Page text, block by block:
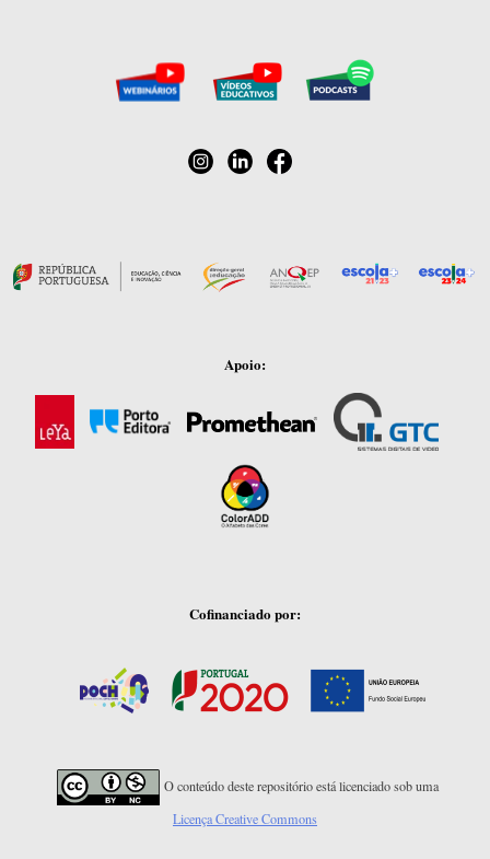
Apoio:
Cofinanciado por:
O conteúdo deste repositório está licenciado sob uma
Licença Creative Commons